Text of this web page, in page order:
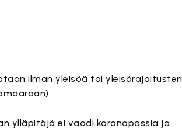
ilman yleisöä tai yleisörajoitusten
ylläpitäjä ei vaadi koronapassia ja